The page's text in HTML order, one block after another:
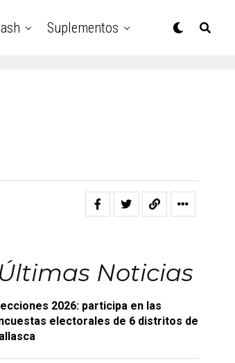
Suplementos
Últimas Noticias
2026: participa en las
electorales de 6 distritos de